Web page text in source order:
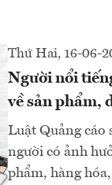
Thứ Hai, 16-06-
Người nổi
về sản phẩm,
Luật Quảng cáo
người có ảnh
phẩm, hàng